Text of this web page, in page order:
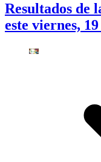
Resultados de
este viernes,